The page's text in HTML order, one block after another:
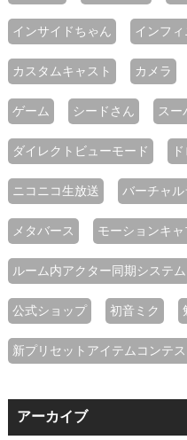
インサイドちゃん インフ
カスタムキャスト カメラ
ゲーム シードさん スー
ダイレクトビューモード
ニコニコ生放送 バーチャ
メタバース モーションキャ
ルーム内アクター同期システム
公式ショップ 初音ミク
新プリセットアイテムコンテス
アーカイブ